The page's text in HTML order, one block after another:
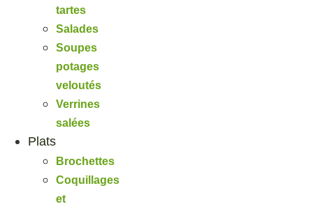
tartes
Salades
Soupes
potages
veloutés
Verrines
salées
Plats
Brochettes
Coquillages
et